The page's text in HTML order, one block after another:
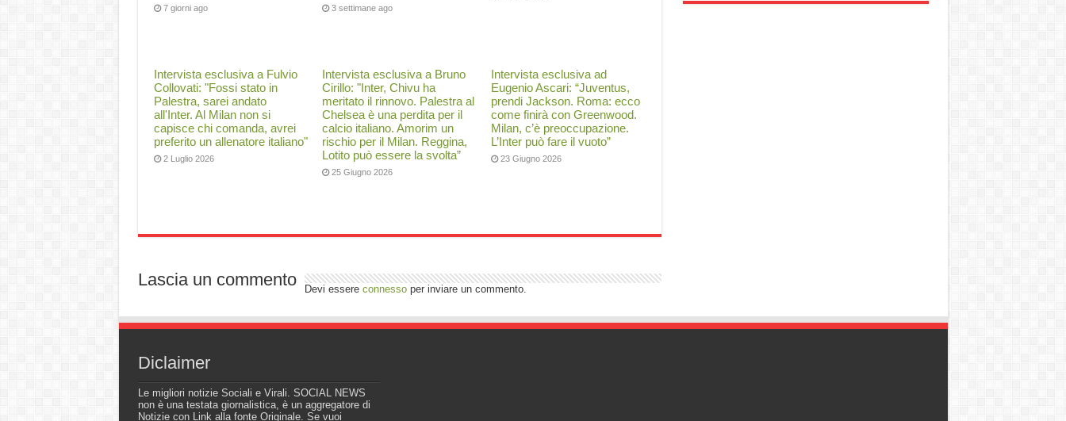
7 giorni ago 3 settimane ago
Intervista esclusiva a Fulvio
Collovati: "Fossi stato in
Palestra, sarei andato
all'Inter. Al Milan non si
capisce chi comanda, avrei
preferito un allenatore italiano"
2 Luglio 2026
Intervista esclusiva a Bruno
Cirillo: "Inter, Chivu ha
meritato il rinnovo. Palestra al
Chelsea è una perdita per il
calcio italiano. Amorim un
rischio per il Milan. Reggina,
Lotito può essere la svolta”
25 Giugno 2026
Intervista esclusiva ad
Eugenio Ascari: “Juventus,
prendi Jackson. Roma: ecco
come finirà con Greenwood.
Milan, c’è preoccupazione.
L’Inter può fare il vuoto”
23 Giugno 2026
Lascia un commento Devi essere connessoper inviare un commento.
Diclaimer
Le migliori notizie Sociali e Virali. SOCIAL NEWS
non è una testata giornalistica, è un aggregatore di
Notizie con Link alla fonte Originale. Se vuoi